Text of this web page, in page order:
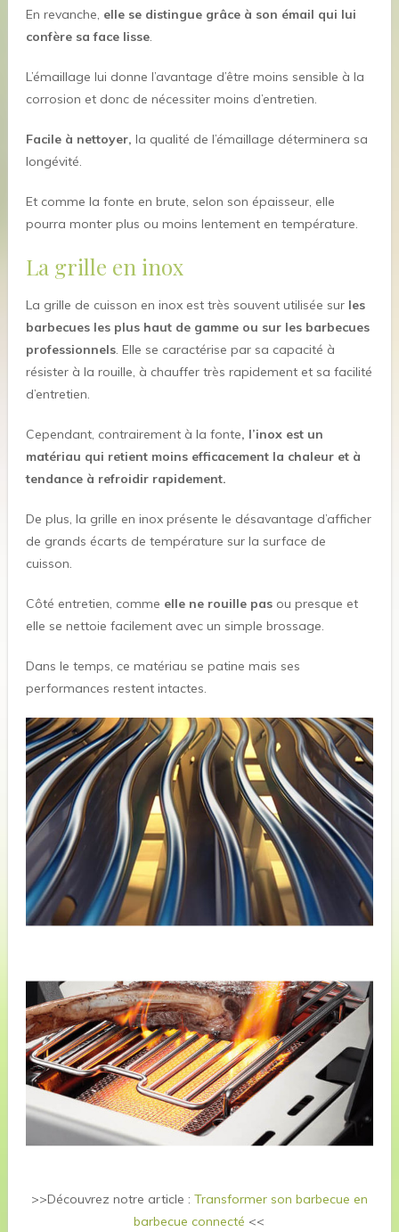
En revanche, elle se distingue grâce à son émail qui lui
confère sa face lisse.
L’émaillage lui donne l’avantage d’être moins sensible à la
corrosion et donc de nécessiter moins d’entretien.
Facile à nettoyer, la qualité de l’émaillage déterminera sa
longévité.
Et comme la fonte en brute, selon son épaisseur, elle
pourra monter plus ou moins lentement en température.
La grille en inox
La grille de cuisson en inox est très souvent utilisée surles
barbecues les plus haut de gamme ou sur les barbecues
professionnels. Elle se caractérise par sa capacité à
résister à la rouille, à chauffer très rapidement et sa facilité
d’entretien.
Cependant, contrairement à la fonte, l’inox est un
matériau qui retient moins efficacement la chaleur et à
tendance à refroidir rapidement.
De plus, la grille en inox présente le désavantage d’afficher
de grands écarts de température sur la surface de
cuisson.
Côté entretien, comme elle ne rouille pasou presque et
elle se nettoie facilement avec un simple brossage.
Dans le temps, ce matériau se patine mais ses
performances restent intactes.
>>Découvrez notre article : Transformer son barbecue en
barbecue connecté <<